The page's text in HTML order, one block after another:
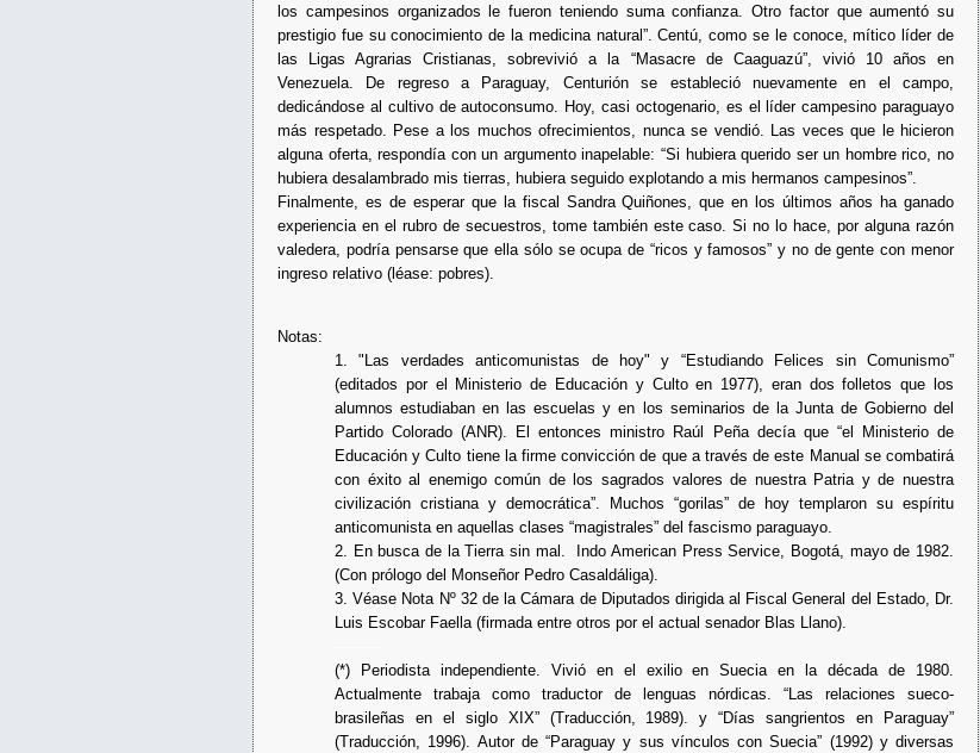
los campesinos organizados le fueron teniendo suma confianza. Otro factor que aumentó su
prestigio fue su conocimiento de la medicina natural”. Centú, como se le conoce, mítico líder de
las Ligas Agrarias Cristianas, sobrevivió a la “Masacre de Caaguazú”, vivió 10 años en
Venezuela. De regreso a Paraguay, Centurión se estableció nuevamente en el campo,
dedicándose al cultivo de autoconsumo. Hoy, casi octogenario, es el líder campesino paraguayo
más respetado. Pese a los muchos ofrecimientos, nunca se vendió. Las veces que le hicieron
alguna oferta, respondía con un argumento inapelable: “Si hubiera querido ser un hombre rico, no
hubiera desalambrado mis tierras, hubiera seguido explotando a mis hermanos campesinos”.
Finalmente, es de esperar que la fiscal Sandra Quiñones, que en los últimos años ha ganado
experiencia en el rubro de secuestros, tome también este caso. Si no lo hace, por alguna razón
valedera, podría pensarse que ella sólo se ocupa de “ricos y famosos” y no de gente con menor
ingreso relativo (léase: pobres).
Notas:
1. "Las verdades anticomunistas de hoy" y “Estudiando Felices sin Comunismo”
(editados por el Ministerio de Educación y Culto en 1977), eran dos folletos que los
alumnos estudiaban en las escuelas y en los seminarios de la Junta de Gobierno del
Partido Colorado (ANR). El entonces ministro Raúl Peña decía que “el Ministerio de
Educación y Culto tiene la firme convicción de que a través de este Manual se combatirá
con éxito al enemigo común de los sagrados valores de nuestra Patria y de nuestra
civilización cristiana y democrática”. Muchos “gorilas” de hoy templaron su espíritu
anticomunista en aquellas clases “magistrales” del fascismo paraguayo.
2. En busca de la Tierra sin mal. Indo American Press Service, Bogotá, mayo de 1982.
(Con prólogo del Monseñor Pedro Casaldáliga).
3. Véase Nota Nº 32 de la Cámara de Diputados dirigida al Fiscal General del Estado, Dr.
Luis Escobar Faella (firmada entre otros por el actual senador Blas Llano).
(*) Periodista independiente. Vivió en el exilio en Suecia en la década de 1980.
Actualmente trabaja como traductor de lenguas nórdicas. “Las relaciones sueco-
brasileñas en el siglo XIX” (Traducción, 1989). y “Días sangrientos en Paraguay”
(Traducción, 1996). Autor de “Paraguay y sus vínculos con Suecia” (1992) y diversas